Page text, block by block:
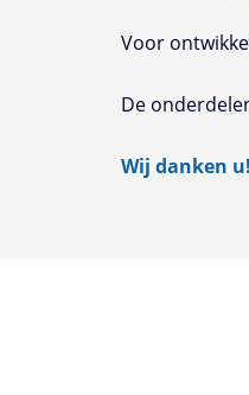
Voor
De
Wij danken u!